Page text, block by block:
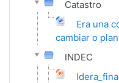
Catastro
Era una
cambiar o
INDEC